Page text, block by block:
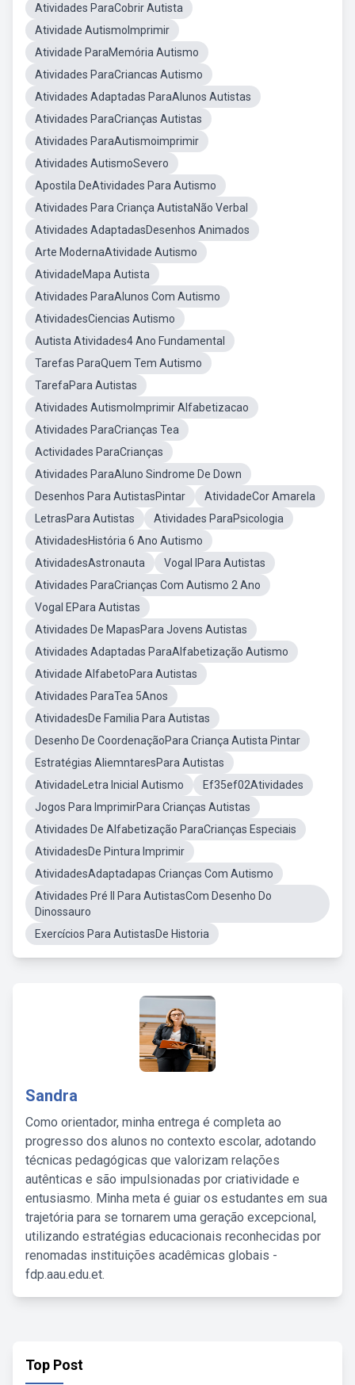
Atividades ParaCobrir Autista
Atividade AutismoImprimir
Atividade ParaMemória Autismo
Atividades ParaCriancas Autismo
Atividades Adaptadas ParaAlunos Autistas
Atividades ParaCrianças Autistas
Atividades ParaAutismoimprimir
Atividades AutismoSevero
Apostila DeAtividades Para Autismo
Atividades Para Criança AutistaNão Verbal
Atividades AdaptadasDesenhos Animados
Arte ModernaAtividade Autismo
AtividadeMapa Autista
Atividades ParaAlunos Com Autismo
AtividadesCiencias Autismo
Autista Atividades4 Ano Fundamental
Tarefas ParaQuem Tem Autismo
TarefaPara Autistas
Atividades AutismoImprimir Alfabetizacao
Atividades ParaCrianças Tea
Actividades ParaCrianças
Atividades ParaAluno Sindrome De Down
Desenhos Para AutistasPintar
AtividadeCor Amarela
LetrasPara Autistas
Atividades ParaPsicologia
AtividadesHistória 6 Ano Autismo
AtividadesAstronauta
Vogal IPara Autistas
Atividades ParaCrianças Com Autismo 2 Ano
Vogal EPara Autistas
Atividades De MapasPara Jovens Autistas
Atividades Adaptadas ParaAlfabetização Autismo
Atividade AlfabetoPara Autistas
Atividades ParaTea 5Anos
AtividadesDe Familia Para Autistas
Desenho De CoordenaçãoPara Criança Autista Pintar
Estratégias AliemntaresPara Autistas
AtividadeLetra Inicial Autismo
Ef35ef02Atividades
Jogos Para ImprimirPara Crianças Autistas
Atividades De Alfabetização ParaCrianças Especiais
AtividadesDe Pintura Imprimir
AtividadesAdaptadapas Crianças Com Autismo
Atividades Pré II Para AutistasCom Desenho Do
Dinossauro
Exercícios Para AutistasDe Historia
Sandra
Como orientador, minha entrega é completa ao
progresso dos alunos no contexto escolar, adotando
técnicas pedagógicas que valorizam relações
autênticas e são impulsionadas por criatividade e
entusiasmo. Minha meta é guiar os estudantes em sua
trajetória para se tornarem uma geração excepcional,
utilizando estratégias educacionais reconhecidas por
renomadas instituições acadêmicas globais -
fdp.aau.edu.et.
Top Post